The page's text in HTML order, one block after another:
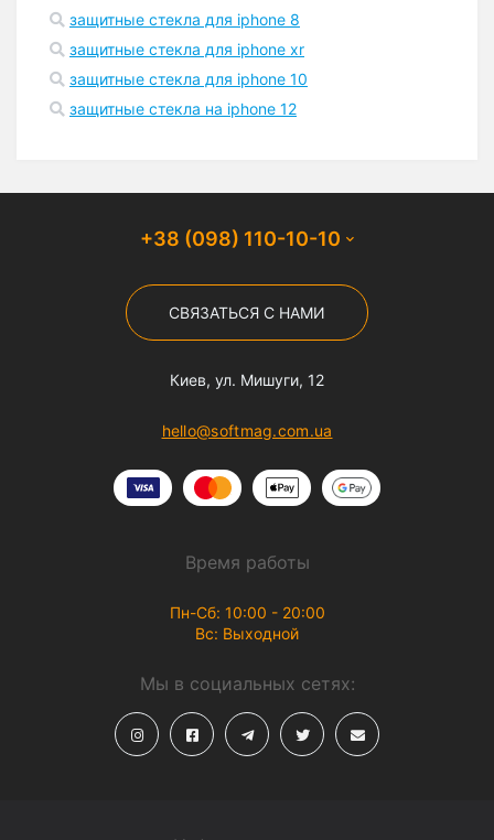
защитные стекла для iphone 8
защитные стекла для iphone xr
защитные стекла для iphone 10
защитные стекла на iphone 12
+38 (098) 110-10-10
СВЯЗАТЬСЯ С НАМИ
Киев, ул. Мишуги, 12
hello@softmag.com.ua
Время работы
Пн-Сб: 10:00 - 20:00
Вс: Выходной
Мы в социальных сетях: